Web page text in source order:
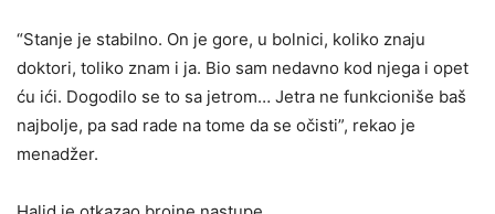
“Stanje je stabilno. On je gore, u bolnici, koliko znaju
doktori, toliko znam i ja. Bio sam nedavno kod njega i opet
ću ići. Dogodilo se to sa jetrom… Jetra ne funkcioniše baš
najbolje, pa sad rade na tome da se očisti”, rekao je
menadžer.